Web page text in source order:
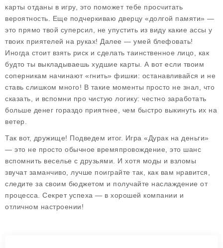
карты отданы в игру, это поможет тебе просчитать
вероятность. Еще подчеркиваю дверцу «долгой памяти» —
это прямо твой суперсил, не упустить из виду какие ассы у
твоих приятелей на руках! Далее — умей блефовать!
Иногда стоит взять риск и сделать таинственное лицо, как
будто ты выкладываешь худшие карты. А вот если твоим
соперникам начинают «гнить» фишки: останавливайся и не
ставь слишком много! В такие моменты просто не знал, что
сказать, и вспомни про чистую логику: честно заработать
больше денег гораздо приятнее, чем быстро выкинуть их на
ветер.
Так вот, дружище! Подведем итог. Игра «Дурак на деньги»
— это не просто обычное времяпровождение, это шанс
вспомнить веселье с друзьями. И хотя моды и взломы
звучат заманчиво, лучше поиграйте так, как вам нравится,
следите за своим бюджетом и получайте наслаждение от
процесса. Секрет успеха — в хорошей компании и
отличном настроении!